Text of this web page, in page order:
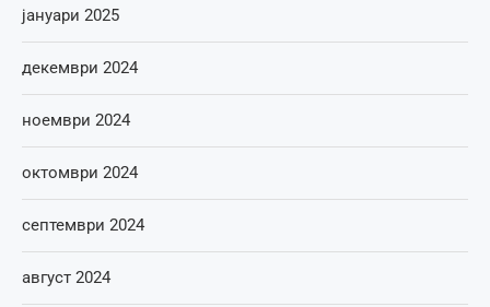
јануари 2025
декември 2024
ноември 2024
октомври 2024
септември 2024
август 2024